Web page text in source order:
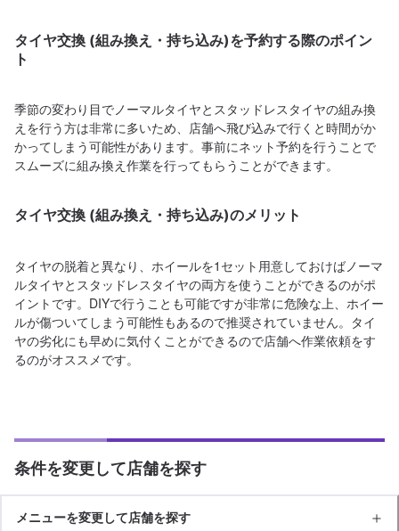
タイヤ交換 (組み換え・持ち込み)を予約する際のポイン
ト
季節の変わり目でノーマルタイヤとスタッドレスタイヤの組み換
えを行う方は非常に多いため、店舗へ飛び込みで行くと時間がか
かってしまう可能性があります。事前にネット予約を行うことで
スムーズに組み換え作業を行ってもらうことができます。
タイヤ交換 (組み換え・持ち込み)のメリット
タイヤの脱着と異なり、ホイールを1セット用意しておけばノーマ
ルタイヤとスタッドレスタイヤの両方を使うことができるのがポ
イントです。DIYで行うことも可能ですが非常に危険な上、ホイー
ルが傷ついてしまう可能性もあるので推奨されていません。タイ
ヤの劣化にも早めに気付くことができるので店舗へ作業依頼をす
るのがオススメです。
条件を変更して店舗を探す
メニューを変更して店舗を探す